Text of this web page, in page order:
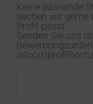
Keine passende
suchen wir gerne
Profil passt.
Senden Sie uns